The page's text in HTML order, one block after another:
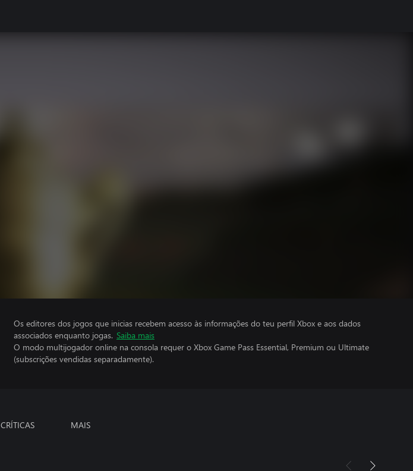
Os editores dos jogos que inicias recebem acesso às informações do teu perfil Xbox e aos dados
associados enquanto jogas. Saiba mais
O modo multijogador online na consola requer o Xbox Game Pass Essential, Premium ou Ultimate
(subscrições vendidas separadamente).
CRÍTICAS MAIS